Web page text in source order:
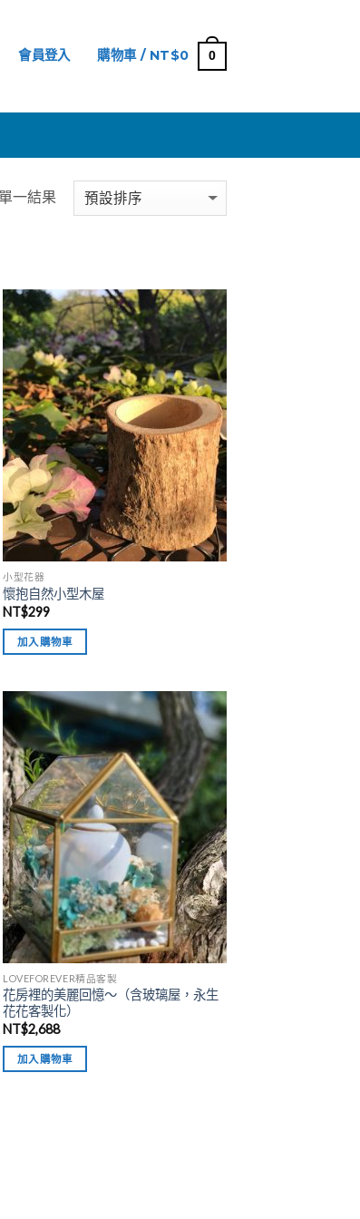
會員登入 購物車 / NT$0 0
一結果
加入
「願
望清
單」
小型花器
懷抱自然小型木屋
NT$299
加入購物車
加入
「願
望清
單」
LOVEFOREVER精品客製
花房裡的美麗回憶～（含玻璃屋，永生
花花客製化）
NT$2,688
加入購物車